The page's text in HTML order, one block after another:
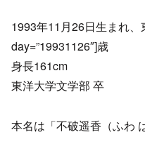
1993年11月26日生まれ
day=”19931126″]歳
身長161cm
東洋大学文学部 卒
本名は「不破遥香（ふわ